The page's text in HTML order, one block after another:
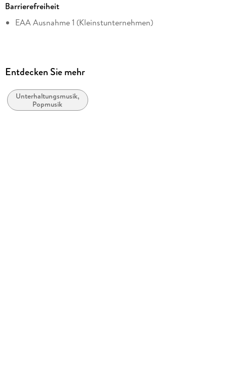
Reihe
Breviarios, 620
Verlag/Hersteller
Kopierschutz
mit Adobe-DRM-Kopierschutz
Barrierefreiheit
EAA Ausnahme 1 (Kleinstunternehmen)
Entdecken Sie mehr
Unterhaltungsmusik,
Popmusik